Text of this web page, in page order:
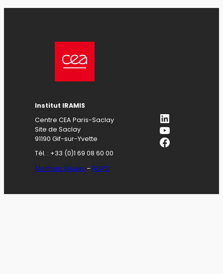
Institut IRAMIS
Centre CEA Paris-Saclay
Site de Saclay
91190 Gif-sur-Yvette
Tél. : +33 (0)1 69 08 60 00
Mentions légales – RGPD
LinkedIn
YouTube
Facebook